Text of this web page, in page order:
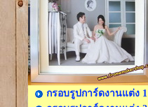
กรอบรูปการ์ดงานแต่ง 1